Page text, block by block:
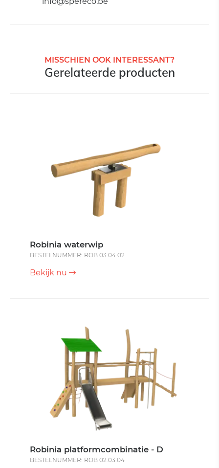
MISSCHIEN OOK INTERESSANT?
Gerelateerde producten
Robinia waterwip
BESTELNUMMER: ROB 03.04.02
Bekijk nu
Robinia platformcombinatie - D
BESTELNUMMER: ROB 02.03.04